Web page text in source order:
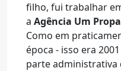
filho, fui trabalhar
a Agência Um
Como em
época - isso era
parte administrativa